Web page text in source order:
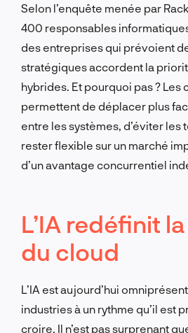
Selon l’enquête menée par
400 responsables
des entreprises qui prévoient
stratégiques accordent la
hybrides. Et pourquoi pas ? Les
permettent de déplacer plus
entre les systèmes, d’éviter les
rester flexible sur un marché
d’un avantage concurrentiel
L’IA redéfinit
du cloud
L’IA est aujourd’hui
industries à un rythme qu’il est
croire. Il n’est pas surprenant